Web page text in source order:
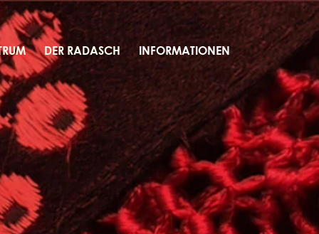
DER RADASCH INFORMATIONEN